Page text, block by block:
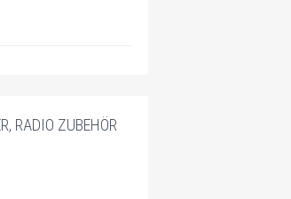
RADIO ZUBEHÖR